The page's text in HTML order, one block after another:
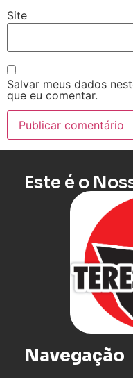
Site
Salvar meus dados
que eu comentar.
Este é o
Navegação